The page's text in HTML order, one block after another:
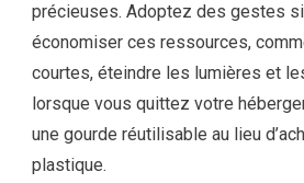
précieuses. Adoptez des gestes
économiser ces ressources,
courtes, éteindre les lumières et
lorsque vous quittez votre
une gourde réutilisable au lieu
plastique.